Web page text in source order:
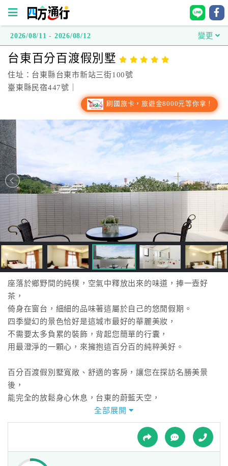
方
通
行
台
灣
訂
房
接
跟
飯
店
訂
房
HOT
特
色
宿
球
2026/08/11 - 2026/08/12 變更
台東百分百渡假別墅
住址：台東縣台東市新站三街100號
臺東縣民宿447號｜
刷國旅卡，旅遊金8000元等你拿！
座落於鄉野間的純樸，空氣中釋放出來的味道，捧一壺好
茶，
倚身在窗台，細細的品味著這屬於自己的悠閒假期。
四季變幻的景色恰好是這城市最好的華麗美妝，
不需要太多負累的裝飾，背起您簡單的行囊，
用最澄淨的一顆心，來擁抱這百分百的純粹美好。
百分百渡假別墅寬敞、舒適的客房，讓您在探訪名勝美景
後，
能完全的放鬆身心休息，台東的蔚藍天空，
讓每扇窗外都是幅美麗的風情畫，我們帶著誠摯的一顆心，
用心感受來客的需求，讓我們熱情的招待，替您的回憶更增
主人小胖對台東的私房景點研究頗深…跟著小胖暢遊臺東…
全部展開